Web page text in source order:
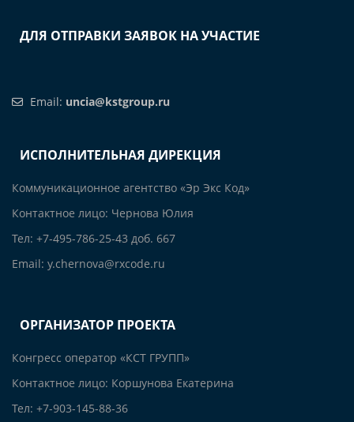
ДЛЯ ОТПРАВКИ ЗАЯВОК НА УЧАСТИЕ
Email: uncia@kstgroup.ru
ИСПОЛНИТЕЛЬНАЯ ДИРЕКЦИЯ
Коммуникационное агентство «Эр Экс Код»
Контактное лицо: Чернова Юлия
Тел: +7-495-786-25-43 доб. 667
Email: y.chernova@rxcode.ru
ОРГАНИЗАТОР ПРОЕКТА
Конгресс оператор «КСТ ГРУПП»
Контактное лицо: Коршунова Екатерина
Тел: +7-903-145-88-36